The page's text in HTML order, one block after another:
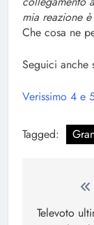
mia reazione
Che cosa ne
Seguici anche
Verissimo 4 e
Tagged:
articoli
Televoto